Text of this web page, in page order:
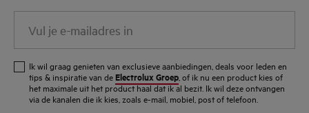
mailadres
Ik wil graag genieten van exclusieve aanbiedingen, deals voor leden en
tips & inspiratie van de Electrolux Groep , of ik nu een product kies of
het maximale uit het product haal dat ik al bezit. Ik wil deze ontvangen
via de kanalen die ik kies, zoals e-mail, mobiel, post of telefoon.